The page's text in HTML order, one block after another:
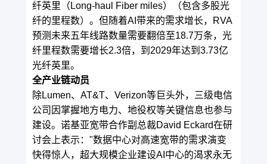
纤英里（Long-haul Fiber miles）（包含多股光
纤的里程数）。但随着AI带来的需求增长，RVA
预测未来五年线路数量需要翻倍至18.7万条，光
纤里程数需要增长2.3倍，到2029年达到3.73亿
光纤英里。
全产业链动员
除Lumen、AT&T、Verizon等巨头外，三级电信
公司因掌握地方电力、地役权等关键信息也参与
建设。诺基亚宽带合作副总裁David Eckard在研
讨会上表示："数据中心对高速宽带的需求演变
快得惊人，超大规模企业建设AI中心的渴求永无